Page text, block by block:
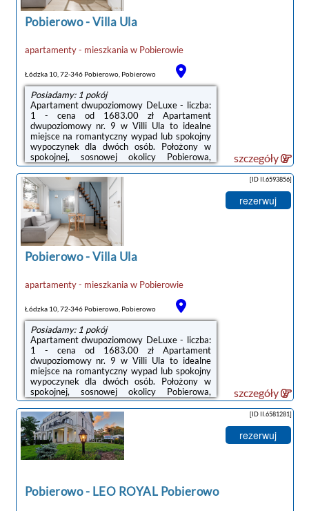
Pobierowo-Villa Ula
apartamenty - mieszkania w Pobierowie
Łódzka 10, 72-346 Pobierowo, Pobierowo
Posiadamy: 1 pokój
Apartament dwupoziomowy DeLuxe - liczba:
1 - cena od 1683.00 zł Apartament
dwupoziomowy nr. 9 w Villi Ula to idealne
miejsce na romantyczny wypad lub spokojny
wypoczynek dla dwóch osób. Położony w
spokojnej, sosnowej okolicy Pobierowa,
zaledwie 150 metrów od plaży i 300
metrów od głównego deptaka, zapewnia
komfortowe warunki i bliskość atrakcji. Na
pierwszym poziomie znajduje się przestronny
salon z rozkładaną sofą dwuosobową,
telewizorem i przytulnym kącikiem jadalnym.
W pełni wyposażony aneks kuchenny oferuje
płytę elektryczną, lodówkę, komplet naczyń i
sztućców, ...
szczegóły
Pobierowo-Villa Ula
apartamenty - mieszkania w Pobierowie
Łódzka 10, 72-346 Pobierowo, Pobierowo
Posiadamy: 1 pokój
Apartament dwupoziomowy DeLuxe - liczba:
1 - cena od 1683.00 zł Apartament
dwupoziomowy nr. 9 w Villi Ula to idealne
miejsce na romantyczny wypad lub spokojny
wypoczynek dla dwóch osób. Położony w
spokojnej, sosnowej okolicy Pobierowa,
zaledwie 150 metrów od plaży i 300
metrów od głównego deptaka, zapewnia
komfortowe warunki i bliskość atrakcji. Na
pierwszym poziomie znajduje się przestronny
salon z rozkładaną sofą dwuosobową,
telewizorem i przytulnym kącikiem jadalnym.
sztućców, ...
[ID II.6593856]
rezerwuj
szczegóły
Pobierowo- LEO ROYAL Pobierowo
[ID II.6581281]
rezerwuj